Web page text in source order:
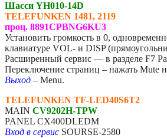
Шасси YH010-14D
TELEFUNKEN 1481, 2119
проц. 8891CPBNG6KU3
Установить громкость в 0,
клавиатуре VOL- и DISP
Расширенный сервис — в разделе F7
Переключение страниц – нажать Mute
Выход – Menu.
TELEFUNKEN TF-LED40S6T2
MAIN CV9202H-TPW
PANEL CX400DLEDM
Вход в сервис SOURSE-2580